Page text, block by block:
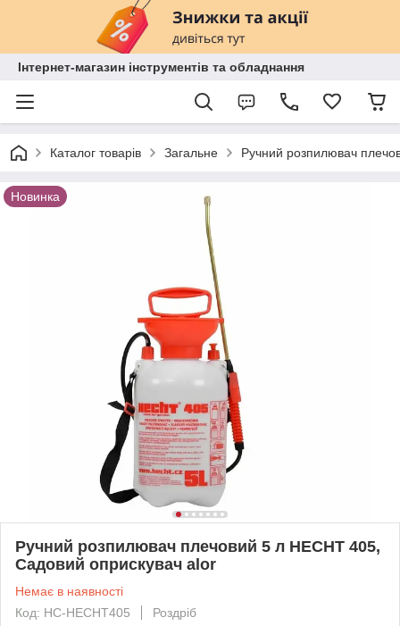
Інтернет-магазин інструментів та обладнання
Каталог товарів Загальне Ручний розпилювач
Новинка
Ручний розпилювач плечовий 5 л HECHT 405,
Садовий оприскувач alor
Немає в наявності
Код: HC-HECHT405
Роздріб